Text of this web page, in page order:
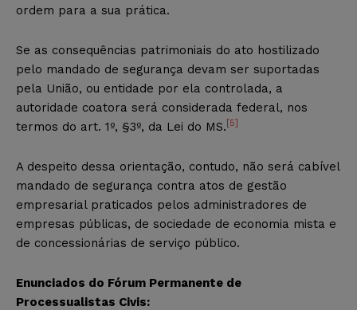
ordem para a sua prática.
Se as consequências patrimoniais do ato hostilizado
pelo mandado de segurança devam ser suportadas
pela União, ou entidade por ela controlada, a
autoridade coatora será considerada federal, nos
termos do art. 1º, §3º, da Lei do MS. [5]
A despeito dessa orientação, contudo, não será cabível
mandado de segurança contra atos de gestão
empresarial praticados pelos administradores de
empresas públicas, de sociedade de economia mista e
de concessionárias de serviço público.
Enunciados do Fórum Permanente de
Processualistas Civis: